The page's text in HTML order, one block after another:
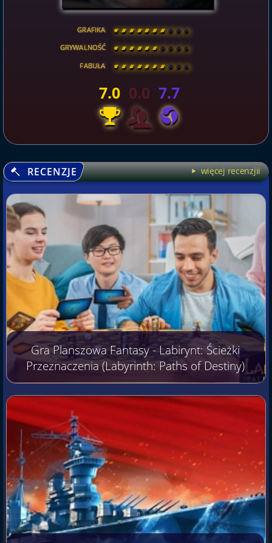
GRAFIKA [ \ \ \ \ \ \ \ \ ]
GRYWALNOŚĆ [ \ \ \ \ \ \ \ \ ]
FABUŁA [ \ \ \ \ \ \ \ \ ]
7.0 0.0 7.7
RECENZJE więcej recenzjii
Gra Planszowa Fantasy - Labirynt: Ścieżki
Przeznaczenia (Labyrinth: Paths of Destiny)